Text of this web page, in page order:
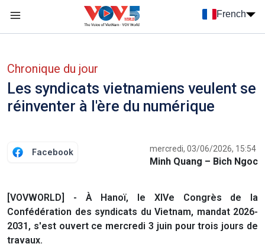
French
Chronique du jour
Les syndicats vietnamiens veulent se
réinventer à l'ère du numérique
Facebook mercredi, 03/06/2026, 15:54
Minh Quang – Bich Ngoc
[VOVWORLD] - À Hanoï, le XIVe Congrès de la
Confédération des syndicats du Vietnam, mandat 2026-
2031, s'est ouvert ce mercredi 3 juin pour trois jours de
travaux.